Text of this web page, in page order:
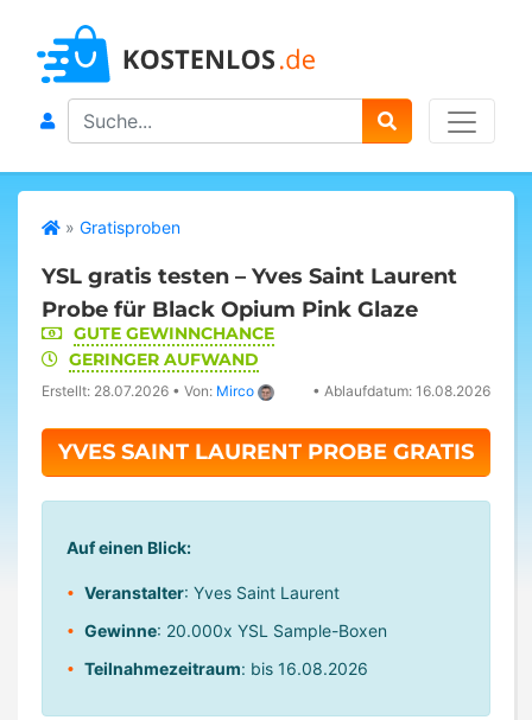
Search
» Gratisproben
YSL gratis testen – Yves Saint Laurent
Probe für Black Opium Pink Glaze
GUTE GEWINNCHANCE
GERINGER AUFWAND
Erstellt: 28.07.2026 • Von: Mirco • Ablaufdatum: 16.08.2026
YVES SAINT LAURENT PROBE GRATIS
Auf einen Blick:
Veranstalter: Yves Saint Laurent
Gewinne: 20.000x YSL Sample-Boxen
Teilnahmezeitraum: bis 16.08.2026